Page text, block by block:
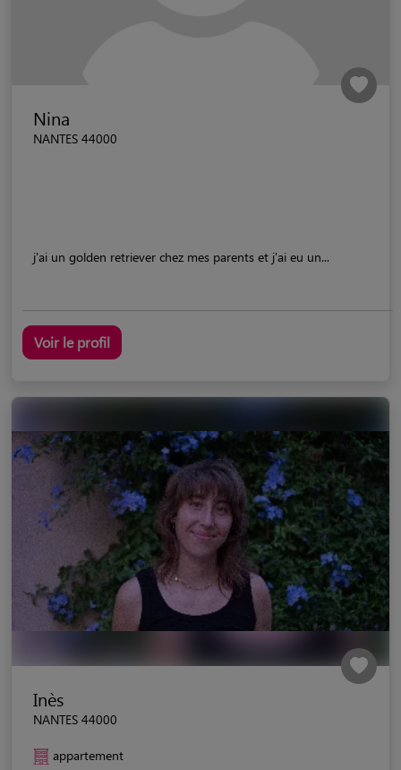
Nina
NANTES 44000
j'ai un golden retriever chez mes parents et j'ai eu un...
Voir le profil
Inès
NANTES 44000
appartement